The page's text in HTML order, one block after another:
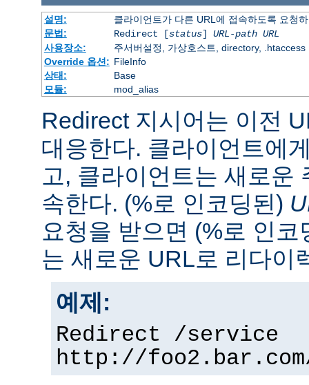
설명:
클라이언트가 다른 URL에 접속하도록 요청
문법:
Redirect [status] URL-path URL
사용장소:
주서버설정, 가상호스트, directory, .htaccess
Override 옵션: FileInfo
상태:
Base
모듈:
mod_alias
Redirect 지시어는 이전
대응한다. 클라이언트에
고, 클라이언트는 새로운
속한다. (%로 인코딩된)
요청을 받으면 (%로 인
는 새로운 URL로 리다이
예제:
Redirect /service
http://